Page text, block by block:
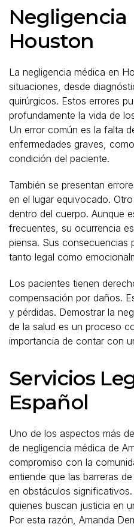
Negligencia
Houston
La negligencia médica en
situaciones, desde
quirúrgicos. Estos errores
profundamente la vida de
Un error común es la falta
enfermedades graves,
condición del paciente.
También se presentan
en el lugar equivocado.
dentro del cuerpo. Aunque
frecuentes, su ocurrencia
piensa. Sus consecuencias
tanto legal como
Los pacientes tienen
compensación por daños.
y pérdidas. Demostrar la
de la salud es un proceso
importancia de contar con
Servicios
Español
Uno de los aspectos más
de negligencia médica de
compromiso con la
entiende que las barreras
en obstáculos
quienes buscan justicia en
Por esta razón, Amanda